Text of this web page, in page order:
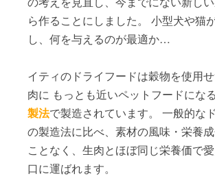
ら作ることにしました。 小型犬や猫
し、何を与えるのが最適か…
イティのドライフードは穀物を使用
肉に もっとも近いペットフードになる
製法で製造されています。一般的な
の製造法に比べ、素材の風味・栄養
ことなく、生肉とほぼ同じ栄養価で
口に運ばれます。